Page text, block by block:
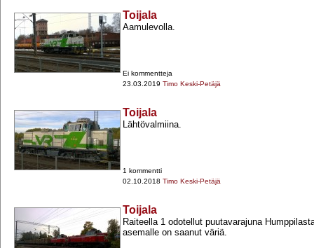
Toijala
Aamulevolla.
Ei kommentteja
23.03.2019 Timo Keski-Petäjä
Toijala
Lähtövalmiina.
1 kommentti
02.10.2018 Timo Keski-Petäjä
Toijala
Raiteella 1 odotellut puutavarajuna
asemalle on saanut väriä.